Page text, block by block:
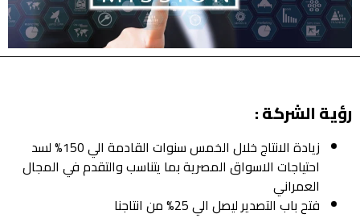
الشركة :
زيادة الانتاج خلال الخمس سنوات القادمة الي 150% لسد
احتياجات الاسواق المصرية بما يتناسب والتقدم في المجال
العمراني
فتح باب التصدير ليصل الي 25% من انتاجنا